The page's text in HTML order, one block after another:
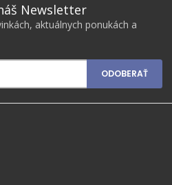
Newsletter
aktuálnych ponukách a
ODOBERAŤ